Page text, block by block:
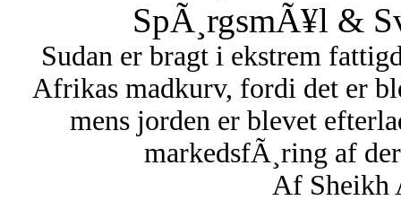
SpÃ¸rgsmÃ¥l &
Sudan er bragt i ekstrem
Afrikas madkurv, fordi det er
mens jorden er blevet
markedsfÃ¸ring af
Af Sheikh